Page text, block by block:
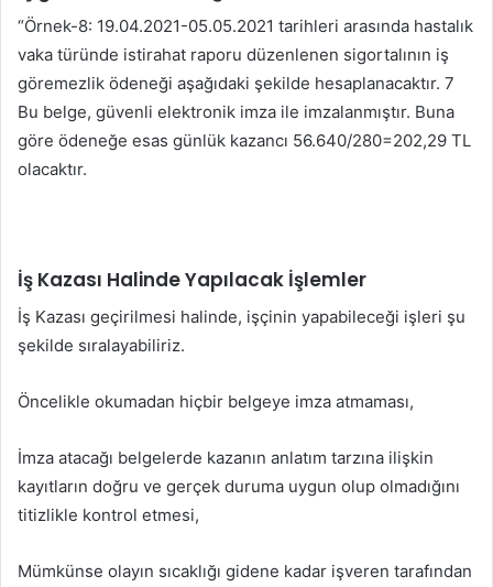
“Örnek-8: 19.04.2021-05.05.2021 tarihleri arasında hastalık
vaka türünde istirahat raporu düzenlenen sigortalının iş
göremezlik ödeneği aşağıdaki şekilde hesaplanacaktır. 7
Bu belge, güvenli elektronik imza ile imzalanmıştır. Buna
göre ödeneğe esas günlük kazancı 56.640/280=202,29 TL
olacaktır.
İş Kazası Halinde Yapılacak İşlemler
İş Kazası geçirilmesi halinde, işçinin yapabileceği işleri şu
şekilde sıralayabiliriz.
Öncelikle okumadan hiçbir belgeye imza atmaması,
İmza atacağı belgelerde kazanın anlatım tarzına ilişkin
kayıtların doğru ve gerçek duruma uygun olup olmadığını
titizlikle kontrol etmesi,
Mümkünse olayın sıcaklığı gidene kadar işveren tarafından